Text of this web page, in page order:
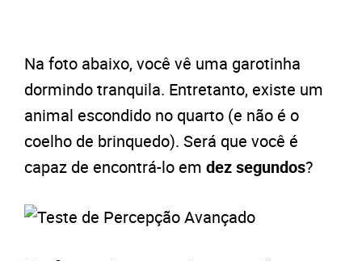
Na foto abaixo, você vê uma garotinha
dormindo tranquila. Entretanto, existe um
animal escondido no quarto (e não é o
coelho de brinquedo). Será que você é
capaz de encontrá-lo em dez segundos?